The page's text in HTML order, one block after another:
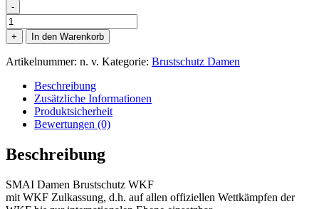
-
SMAI
Damen
Brustschutz
WKF
+ In den Warenkorb
Artikelnummer: n. v. Kategorie: Brustschutz Damen
Beschreibung
Zusätzliche Informationen
Produktsicherheit
Bewertungen (0)
Beschreibung
SMAI Damen Brustschutz WKF
mit WKF Zulkassung, d.h. auf allen offiziellen Wettkämpfen der